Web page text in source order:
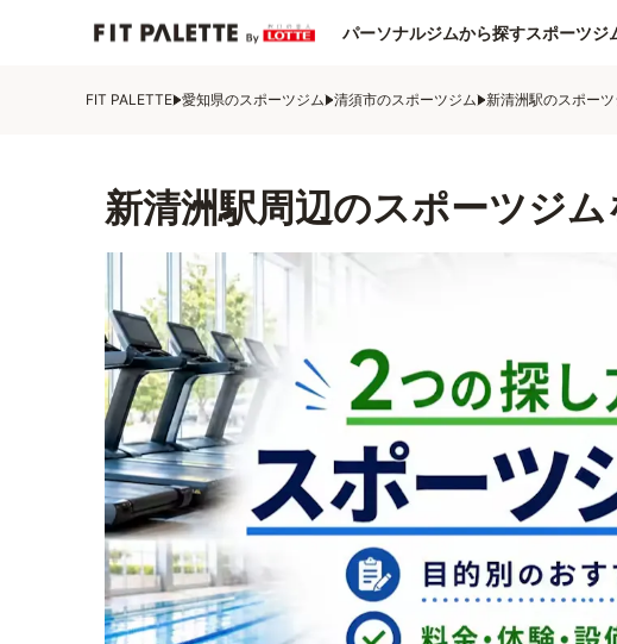
パーソナルジムから探すスポーツジ
FIT PALETTE 愛知県のスポーツジム 清須市のスポーツジム 新清洲駅のスポーツ
新清洲駅周辺のスポーツジ